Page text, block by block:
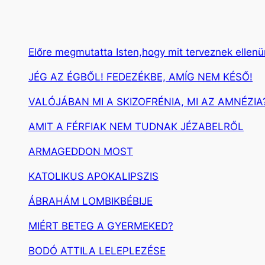
Előre megmutatta Isten,hogy mit terveznek
JÉG AZ ÉGBŐL! FEDEZÉKBE, AMÍG NEM KÉSŐ!
VALÓJÁBAN MI A SKIZOFRÉNIA, MI AZ
AMIT A FÉRFIAK NEM TUDNAK JÉZABELRŐL
ARMAGEDDON MOST
KATOLIKUS APOKALIPSZIS
ÁBRAHÁM LOMBIKBÉBIJE
MIÉRT BETEG A GYERMEKED?
BODÓ ATTILA LELEPLEZÉSE